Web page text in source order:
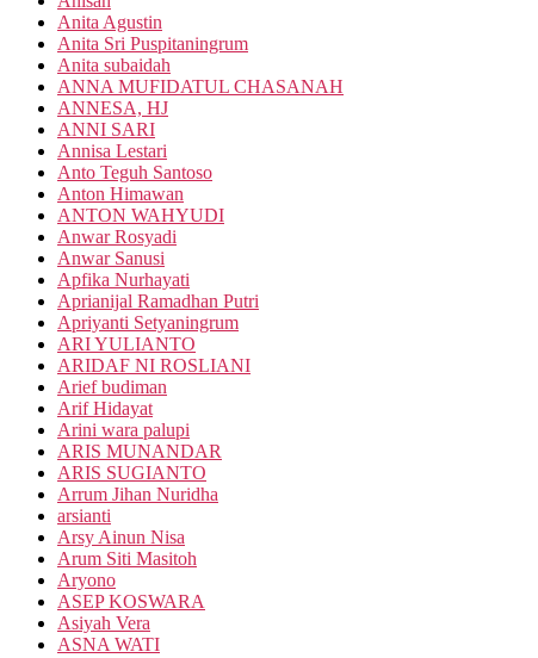
Anita Agustin
Anita Sri Puspitaningrum
Anita subaidah
ANNA MUFIDATUL CHASANAH
ANNESA, HJ
ANNI SARI
Annisa Lestari
Anto Teguh Santoso
Anton Himawan
ANTON WAHYUDI
Anwar Rosyadi
Anwar Sanusi
Apfika Nurhayati
Aprianijal Ramadhan Putri
Apriyanti Setyaningrum
ARI YULIANTO
ARIDAF NI ROSLIANI
Arief budiman
Arif Hidayat
Arini wara palupi
ARIS MUNANDAR
ARIS SUGIANTO
Arrum Jihan Nuridha
arsianti
Arsy Ainun Nisa
Arum Siti Masitoh
Aryono
ASEP KOSWARA
Asiyah Vera
ASNA WATI